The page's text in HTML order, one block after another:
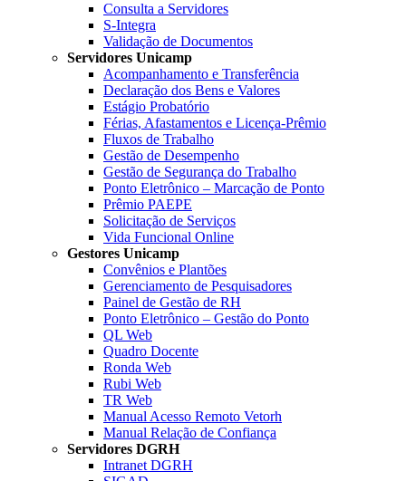
Consulta a Servidores
S-Integra
Validação de Documentos
Servidores Unicamp
Acompanhamento e Transferência
Declaração dos Bens e Valores
Estágio Probatório
Férias, Afastamentos e Licença-Prêmio
Fluxos de Trabalho
Gestão de Desempenho
Gestão de Segurança do Trabalho
Ponto Eletrônico – Marcação de Ponto
Prêmio PAEPE
Solicitação de Serviços
Vida Funcional Online
Gestores Unicamp
Convênios e Plantões
Gerenciamento de Pesquisadores
Painel de Gestão de RH
Ponto Eletrônico – Gestão do Ponto
QL Web
Quadro Docente
Ronda Web
Rubi Web
TR Web
Manual Acesso Remoto Vetorh
Manual Relação de Confiança
Servidores DGRH
Intranet DGRH